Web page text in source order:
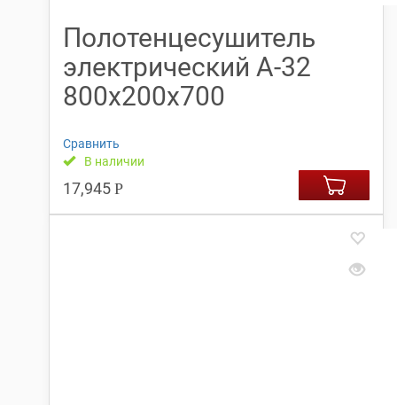
Полотенцесушитель
электрический А-32
800х200х700
Сравнить
В наличии
17,945 Р